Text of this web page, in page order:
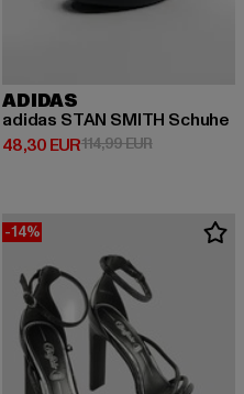
EUR
ADIDAS
adidas STAN SMITH Schuhe
48,30 EUR
Derzeitiger Preis: 48,30 EUR
114,99 EURAktionspreis:
-14%